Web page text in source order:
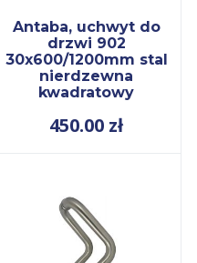
Antaba, uchwyt do
drzwi 902
30x600/1200mm stal
nierdzewna
kwadratowy
450.00 zł